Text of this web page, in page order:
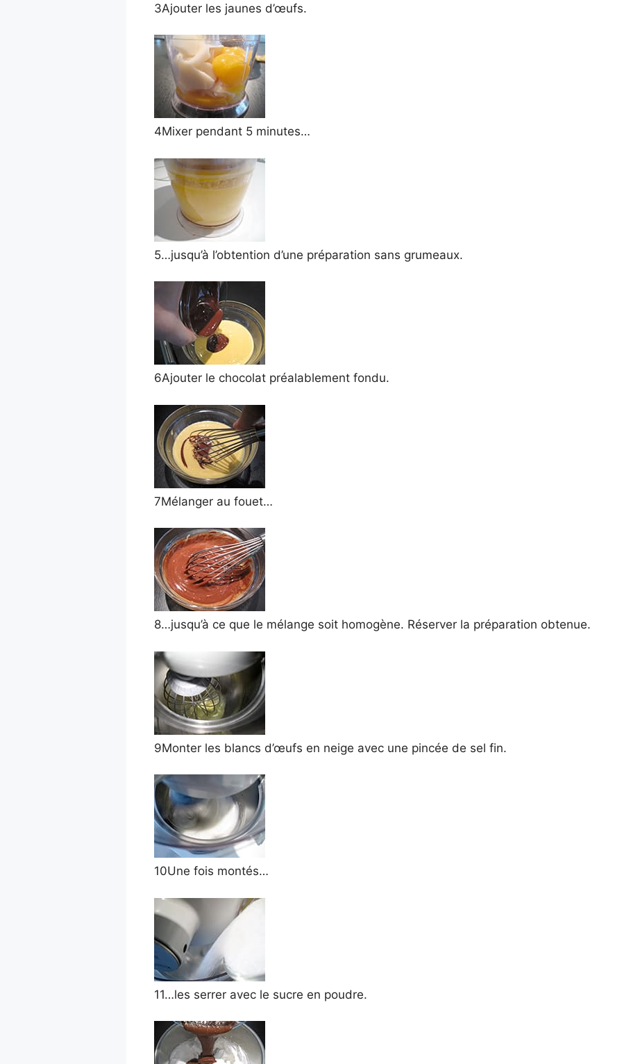
3Ajouter les jaunes d’œufs.
4Mixer pendant 5 minutes…
5…jusqu’à l’obtention d’une préparation sans grumeaux.
6Ajouter le chocolat préalablement fondu.
7Mélanger au fouet…
8…jusqu’à ce que le mélange soit homogène. Réserver la préparation obtenue.
9Monter les blancs d’œufs en neige avec une pincée de sel fin.
10Une fois montés…
11…les serrer avec le sucre en poudre.